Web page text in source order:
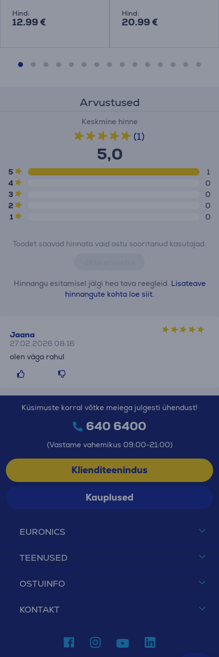
Hind:
12.99 €
Hind:
20.99 €
Arvustused
Keskmine hinne
(1)
5,0
5
1
4
0
3
0
2
0
1
0
Toodet saavad hinnata vaid ostu sooritanud kasutajad.
Hinnangu esitamisel jälgi hea tava reegleid. Lisateave
hinnangute kohta loe siit.
Jaana
27.02.2026 08:16
olen väga rahul
EURONICS
TEENUSED
OSTUINFO
KONTAKT
Küsimuste korral võtke meiega julgesti ühendust!
640 6400
(Vastame vahemikus 09:00-21:00)
Klienditeenindus
Kauplused